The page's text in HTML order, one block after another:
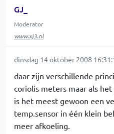
GJ_
Moderator
www.xj3.nl
dinsdag 14 oktober 2008
daar zijn verschillende
coriolis meters maar als
is het meest gewoon een
temp.sensor in één klein
meer afkoeling.